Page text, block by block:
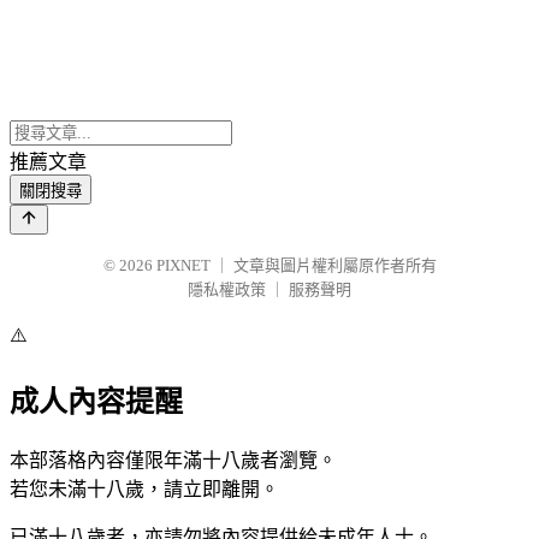
推薦文章
關閉搜尋
© 2026 PIXNET
文章與圖片權利屬原作者所有
隱私權政策
服務聲明
⚠️
成人內容提醒
本部落格內容僅限年滿十八歲者瀏覽。
若您未滿十八歲，請立即離開。